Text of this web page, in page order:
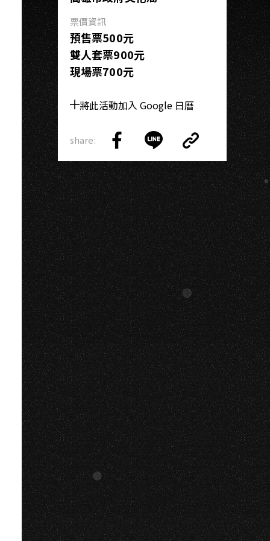
票價資訊
預售票500元
雙人套票900元
現場票700元
將此活動加入 Google 日曆
share:
on
Facebook
on
LINE
Link
Copy
Link